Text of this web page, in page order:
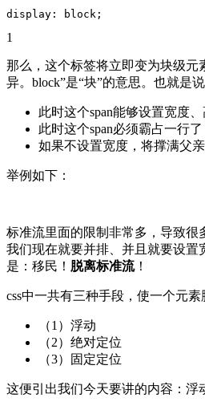
1
那么，这个标签将立即变为块级元
异。block”是“块”的意思。也就是说
此时这个span能够设置宽度
此时这个span必须霸占一行
如果不设置宽度，将撑满父亲
举例如下：
标准流里面的限制非常多，导致很
我们现在就要并排、并且就要设置
是：移民！ 脱离标准流！
css中一共有三种手段，使一个元素
（1）浮动
（2）绝对定位
（3）固定定位
这便引出我们今天要讲的内容：浮